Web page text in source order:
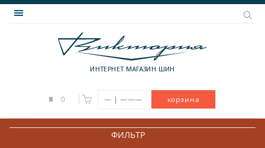
ИНТЕРНЕТ МАГАЗИН ШИН
0 — | ——— корзина
ФИЛЬТР